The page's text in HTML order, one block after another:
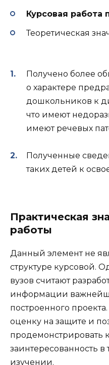
Курсовая работа
Теоретическая
Получено более
о характере
дошкольников к
что имеют
имеют речевых
Полученные
таких детей к
Практическая
работы
Данный элемент не
структуре курсовой.
вузов считают
информации
построенного
оценку на защите и
продемонстрировать
заинтересованность
изучении.